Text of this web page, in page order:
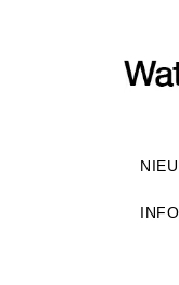
INFO